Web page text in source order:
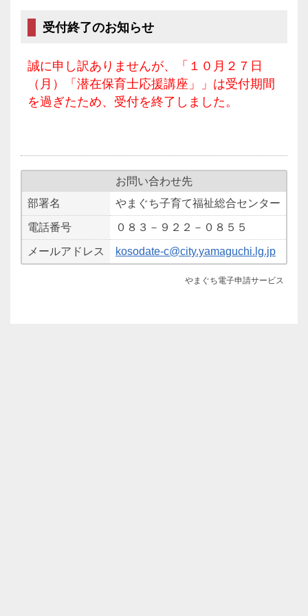
受付終了のお知らせ
誠に申し訳ありませんが、「１０月２７日
（月）「潜在保育士応援講座」」は受付期間
を過ぎたため、受付を終了しました。
お問い合わせ先
部署名
やまぐち子育て福祉総合センター
電話番号 ０８３－９２２－０８５５
メールアドレス kosodate-c@city.yamaguchi.lg.jp
やまぐち電子申請サービス